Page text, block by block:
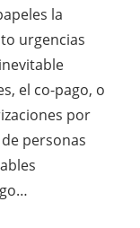
la
urgencias
el co-pago, o
por
personas